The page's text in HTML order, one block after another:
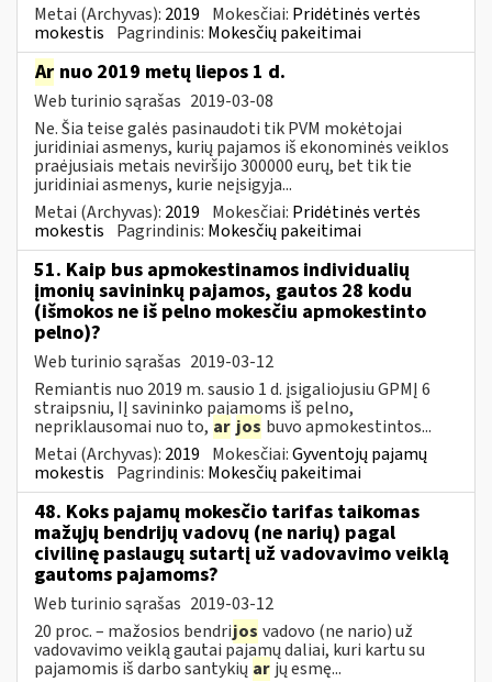
Metai (Archyvas): 2019 Mokesčiai: Pridėtinės vertės
mokestis Pagrindinis: Mokesčių pakeitimai
Ar nuo 2019 metų liepos 1 d.
Web turinio sąrašas 2019-03-08
Ne. Šia teise galės pasinaudoti tik PVM mokėtojai
juridiniai asmenys, kurių pajamos iš ekonominės veiklos
praėjusiais metais neviršijo 300000 eurų, bet tik tie
juridiniai asmenys, kurie neįsigyja...
Metai (Archyvas): 2019 Mokesčiai: Pridėtinės vertės
mokestis Pagrindinis: Mokesčių pakeitimai
51. Kaip bus apmokestinamos individualių
įmonių savininkų pajamos, gautos 28 kodu
(išmokos ne iš pelno mokesčiu apmokestinto
pelno)?
Web turinio sąrašas 2019-03-12
Remiantis nuo 2019 m. sausio 1 d. įsigaliojusiu GPMĮ 6
straipsniu, IĮ savininko pajamoms iš pelno,
nepriklausomai nuo to, ar jos buvo apmokestintos...
Metai (Archyvas): 2019 Mokesčiai:Gyventojų pajamų
mokestis Pagrindinis: Mokesčių pakeitimai
48. Koks pajamų mokesčio tarifas taikomas
mažųjų bendrijų vadovų (ne narių) pagal
civilinę paslaugų sutartį už vadovavimo veiklą
gautoms pajamoms?
Web turinio sąrašas 2019-03-12
20 proc. – mažosios bendrijos vadovo (ne nario) už
vadovavimo veiklą gautai pajamų daliai, kuri kartu su
pajamomis iš darbo santykių ar jų esmę...